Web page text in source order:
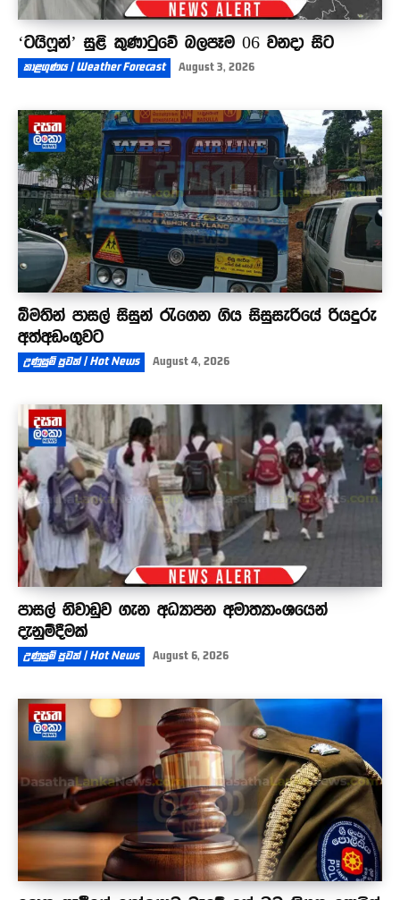
‘ටයිෆූන්’ සුළි කුණාටුවේ බලපෑම 06 වනදා සිට
කාළගුණය | Weather Forecast August 3, 2026
බීමතින් පාසල් සිසුන් රැගෙන ගිය සිසුසැරියේ රියදුරු
අත්අඩංගුවට
උණුසුම් පුවත් | Hot News August 4, 2026
පාසල් නිවාඩුව ගැන අධ්‍යාපන අමාත්‍යාංශයෙන්
දැනුම්දීමක්
උණුසුම් පුවත් | Hot News August 6, 2026